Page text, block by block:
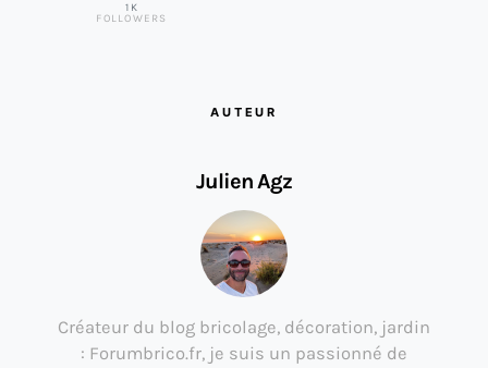
1K
FOLLOWERS
AUTEUR
Julien Agz
Créateur du blog bricolage, décoration, jardin
: Forumbrico.fr, je suis un passionné de